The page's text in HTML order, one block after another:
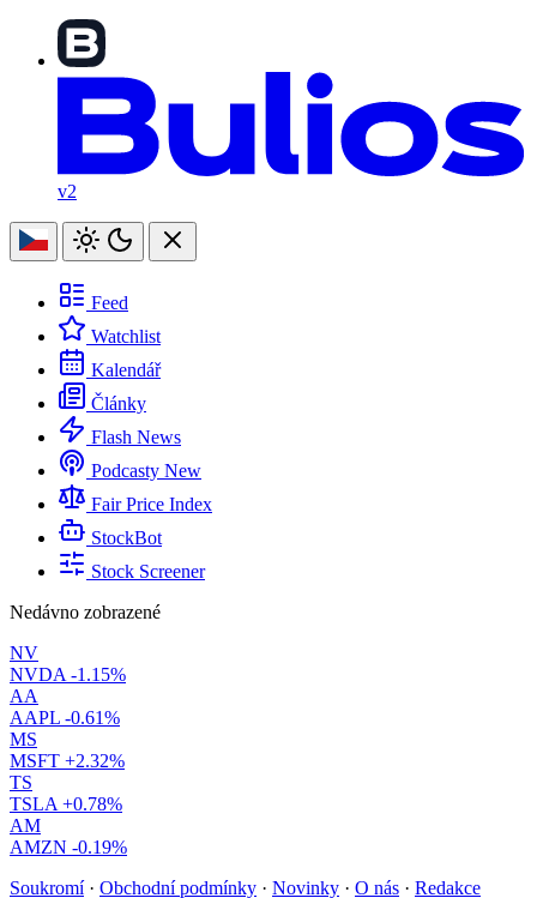
v2
Feed
Watchlist
Kalendář
Články
Flash News
Podcasty New
Fair Price Index
StockBot
Stock Screener
Nedávno zobrazené
NV
NVDA -1.15%
AA
AAPL -0.61%
MS
MSFT +2.32%
TS
TSLA +0.78%
AM
AMZN -0.19%
Soukromí · Obchodní podmínky · Novinky · O nás · Redakce